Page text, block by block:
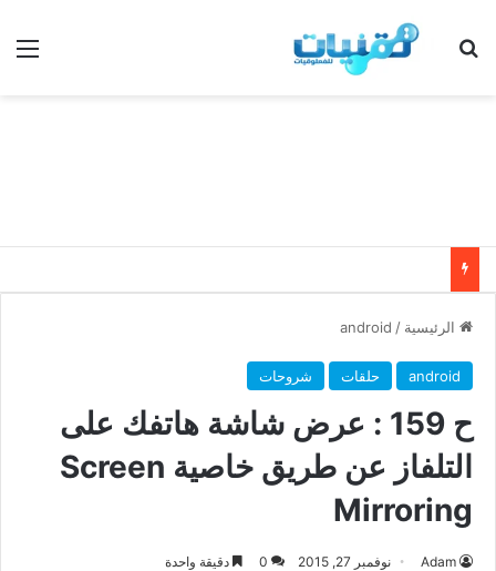
بحث عن
الرئيسية /
android
android حلقات شروحات
ح 159 : عرض شاشة هاتفك على
التلفاز عن طريق خاصية Screen
Mirroring
Adam نوفمبر 27, 2015 0 دقيقة واحدة